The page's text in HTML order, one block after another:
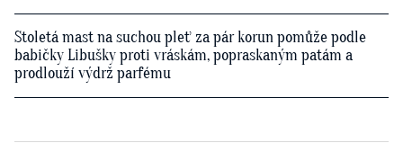
Stoletá mast na suchou pleť za pár korun pomůže podle
babičky Libušky proti vráskám, popraskaným patám a
prodlouží výdrž parfému